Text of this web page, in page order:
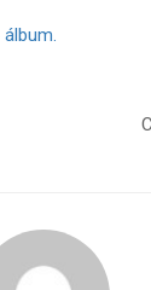
álbum.